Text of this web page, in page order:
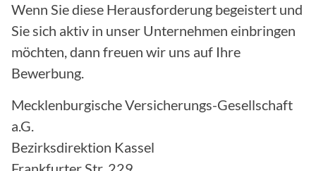
Wenn Sie diese Herausforderung begeistert und
Sie sich aktiv in unser Unternehmen einbringen
möchten, dann freuen wir uns auf Ihre
Bewerbung.
Mecklenburgische Versicherungs-Gesellschaft
a.G.
Bezirksdirektion Kassel